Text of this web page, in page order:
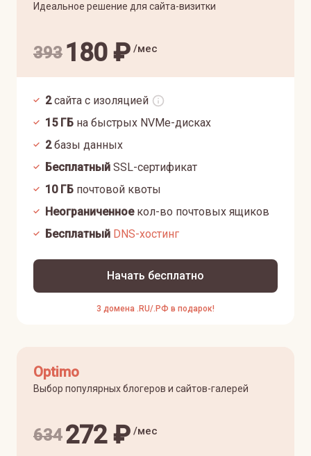
Идеальное решение для сайта-визитки
393 180₽ /мес
2 сайта с изоляцией
15ГБ на быстрых NVMe-дисках
2базы данных
Бесплатный SSL-сертификат
10ГБ почтовой квоты
Неограниченноекол-во почтовых ящиков
Бесплатный DNS-хостинг
Начать бесплатно
3 домена .RU/.РФ в подарок!
Optimo
Выбор популярных блогеров и сайтов-галерей
634272₽ /мес